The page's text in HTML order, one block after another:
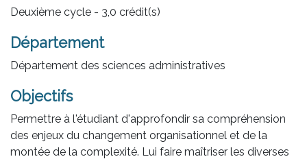
Deuxième cycle - 3,0 crédit(s)
Département
Département des sciences administratives
Objectifs
Permettre à l'étudiant d'approfondir sa compréhension
des enjeux du changement organisationnel et de la
montée de la complexité. Lui faire maîtriser les diverses